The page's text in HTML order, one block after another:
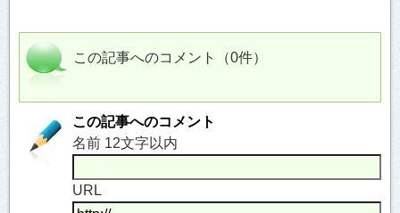
この記事へのコメント（0件）
この記事へのコメント
名前 12文字以内
URL